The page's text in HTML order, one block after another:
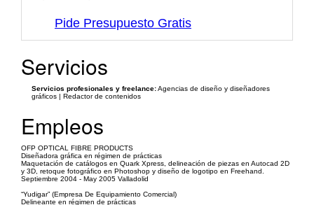
Pide Presupuesto Gratis
Servicios
Servicios profesionales y freelance:Agencias de diseño y diseñadores
gráficos | Redactor de contenidos
Empleos
OFP OPTICAL FIBRE PRODUCTS
Diseñadora gráfica en régimen de prácticas
Maquetación de catálogos en Quark Xpress, delineación de piezas en Autocad 2D
y 3D, retoque fotográfico en Photoshop y diseño de logotipo en Freehand.
Septiembre 2004 - May 2005 Valladolid
“Yudigar” (Empresa De Equipamiento Comercial)
Delineante en régimen de prácticas